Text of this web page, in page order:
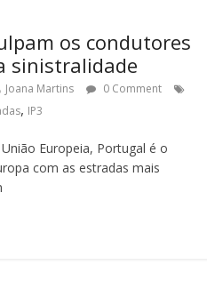
os condutores
sinistralidade
Joana Martins
0 Comment
, IP3
Europeia, Portugal é o
com as estradas mais